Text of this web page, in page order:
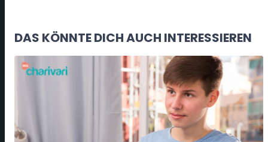
DAS KÖNNTE DICH AUCH INTERESSIEREN